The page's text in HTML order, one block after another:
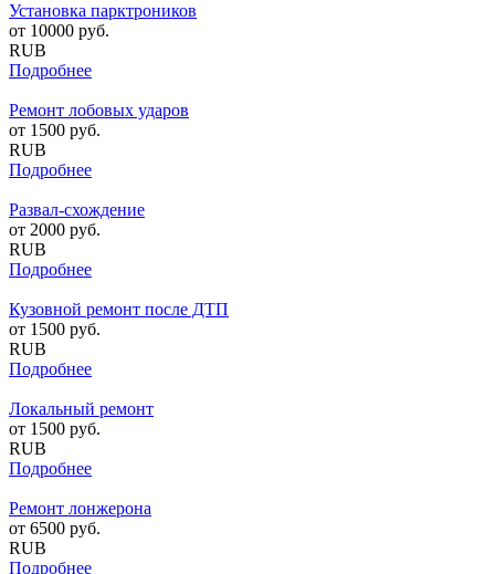
Установка парктроников
от 10000 руб.
RUB
Подробнее
Ремонт лобовых ударов
от 1500 руб.
RUB
Подробнее
Развал-схождение
от 2000 руб.
RUB
Подробнее
Кузовной ремонт после ДТП
от 1500 руб.
RUB
Подробнее
Локальный ремонт
от 1500 руб.
RUB
Подробнее
Ремонт лонжерона
от 6500 руб.
RUB
Подробнее